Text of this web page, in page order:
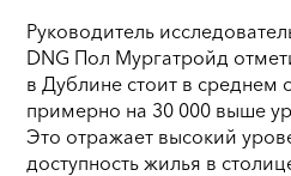
Руководитель
DNG Пол Мургатройд
в Дублине стоит в среднем
примерно на 30 000 выше
Это отражает высокий
доступность жилья в